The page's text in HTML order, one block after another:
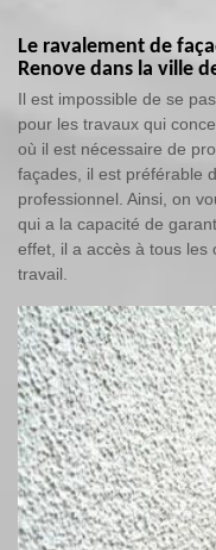
Le ravalement de
Renove dans la ville
Il est impossible de se
pour les travaux qui
où il est nécessaire de
façades, il est préférable
professionnel. Ainsi, on
qui a la capacité de
effet, il a accès à tous les
travail.